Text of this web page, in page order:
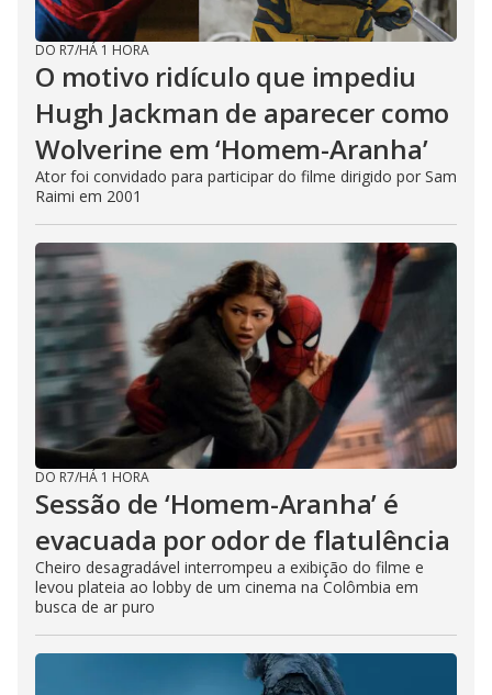
DO R7/HÁ 1 HORA
O motivo ridículo que impediu
Hugh Jackman de aparecer como
Wolverine em ‘Homem-Aranha’
Ator foi convidado para participar do filme dirigido por Sam
Raimi em 2001
DO R7/HÁ 1 HORA
Sessão de ‘Homem-Aranha’ é
evacuada por odor de flatulência
Cheiro desagradável interrompeu a exibição do filme e
levou plateia ao lobby de um cinema na Colômbia em
busca de ar puro